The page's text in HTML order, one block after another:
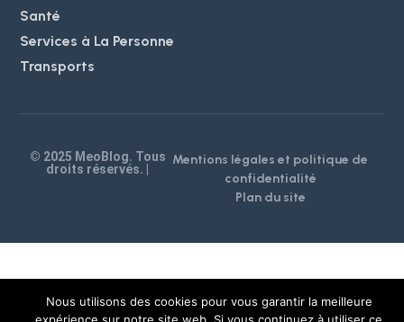
Santé
Services à La Personne
Transports
© 2025 MeoBlog. Tous
droits réservés. |
Mentions légales et politique de
confidentialité
Plan du site
Nous utilisons des cookies pour vous garantir la meilleure